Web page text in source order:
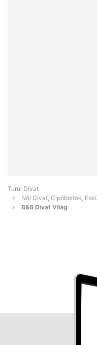
Turul Divat
Női Divat, Cipőboltok,
B&B Divat Világ